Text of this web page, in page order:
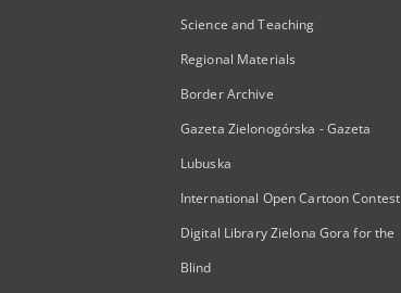
Science and Teaching
Regional Materials
Border Archive
Gazeta Zielonogórska - Gazeta
Lubuska
International Open Cartoon Contest
Digital Library Zielona Gora for the
Blind